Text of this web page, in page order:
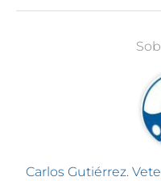
Carlos Gutiérrez.